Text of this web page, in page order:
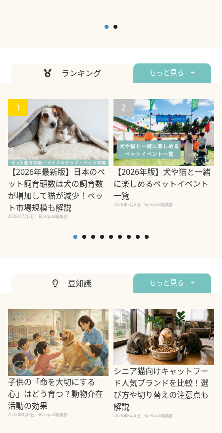
ランキング もっと見る +
1
【2026年最新版】日本のペ
ット飼育頭数は犬の飼育数
が増加して猫が減少！ペッ
ト市場規模も解説
2026年7月3日 By equall編集部
2
【2026年版】犬や猫と一緒
に楽しめるペットイベント
一覧
2026年7月5日 By equall編集部
豆知識 もっと見る +
子供の「命を大切にする
心」はどう育つ？動物介在
活動の効果
2026年8月5日 By equall編集部
シニア猫向けキャットフー
ド人気ブランドを比較！選
び方や切り替えの注意点も
解説
2026年8月4日 By equall編集部